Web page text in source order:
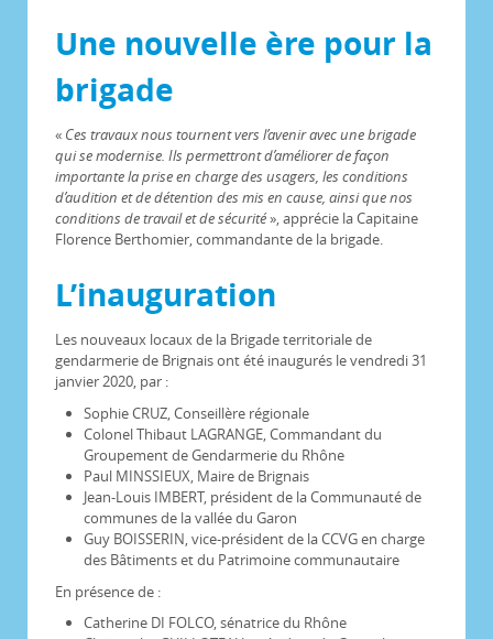
Une nouvelle ère pour la
brigade
« Ces travaux nous tournent vers l’avenir avec une brigade
qui se modernise. Ils permettront d’améliorer de façon
importante la prise en charge des usagers, les conditions
d’audition et de détention des mis en cause, ainsi que nos
conditions de travail et de sécurité», apprécie la Capitaine
Florence Berthomier, commandante de la brigade.
L’inauguration
Les nouveaux locaux de la Brigade territoriale de
gendarmerie de Brignais ont été inaugurés le vendredi 31
janvier 2020, par :
Sophie CRUZ, Conseillère régionale
Colonel Thibaut LAGRANGE, Commandant du
Groupement de Gendarmerie du Rhône
Paul MINSSIEUX, Maire de Brignais
Jean-Louis IMBERT, président de la Communauté de
communes de la vallée du Garon
Guy BOISSERIN, vice-président de la CCVG en charge
des Bâtiments et du Patrimoine communautaire
En présence de :
Catherine DI FOLCO, sénatrice du Rhône